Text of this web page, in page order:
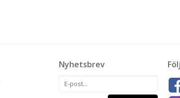
Nyhetsbrev